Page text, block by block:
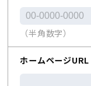
（半角数字）
ホームページURL